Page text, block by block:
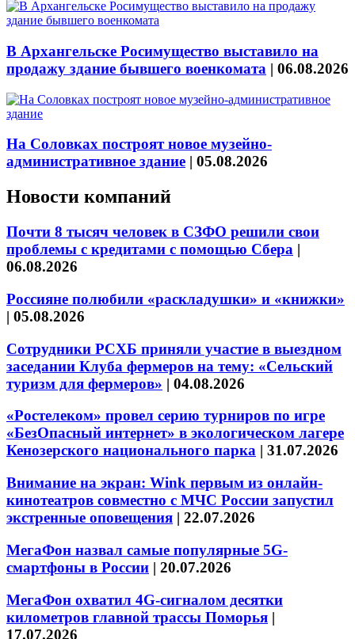
В Архангельске Росимущество выставило на
продажу здание бывшего военкомата | 06.08.2026
На Соловках построят новое музейно-
административное здание | 05.08.2026
Новости компаний
Почти 8 тысяч человек в СЗФО решили свои
проблемы с кредитами с помощью Сбера |
06.08.2026
Россияне полюбили «раскладушки» и «книжки»
| 05.08.2026
Сотрудники РСХБ приняли участие в выездном
заседании Клуба фермеров на тему: «Сельский
туризм для фермеров» | 04.08.2026
«Ростелеком» провел серию турниров по игре
«БезОпасный интернет» в экологическом лагере
Кенозерского национального парка | 31.07.2026
Внимание на экран: Wink первым из онлайн-
кинотеатров совместно с МЧС России запустил
экстренные оповещения | 22.07.2026
МегаФон назвал самые популярные 5G-
смартфоны в России | 20.07.2026
МегаФон охватил 4G-сигналом десятки
километров главной трассы Поморья |
17.07.2026